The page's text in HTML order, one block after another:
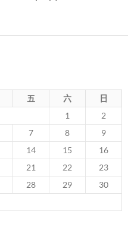
五 六
日
1
2
7 8
9
14 15
16
21 22
23
28 29
30